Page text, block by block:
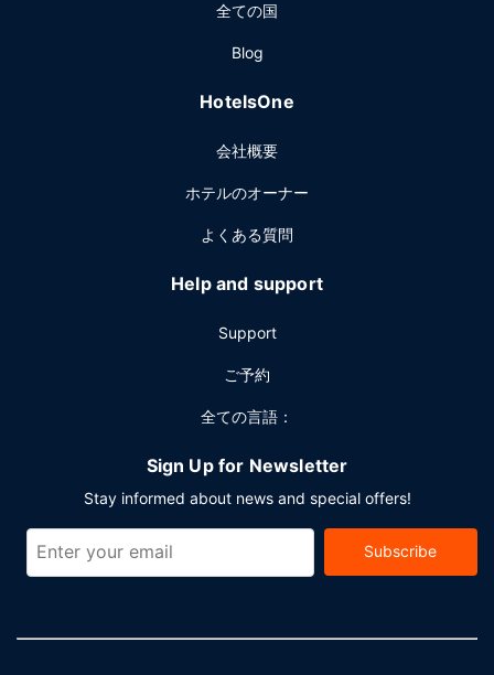
だけます。プールサイドバーや 2 か所のバー / ラウンジでド
コンピューター ステーション、ドライクリーニング / ランド
けます。ラス パルマス デ グラン カナリアでのイベント開催
平方メートル (9386 平方フィート) のイベント設備をご利用
いただけます。敷地内にはセルフパーキング (無料) が備わっ
全ての国
Blog
HotelsOne
会社概要
ホテルのオーナー
よくある質問
Help and support
Support
ご予約
全ての言語：
Sign Up for Newsletter
Stay informed about news and special offers!
Subscribe